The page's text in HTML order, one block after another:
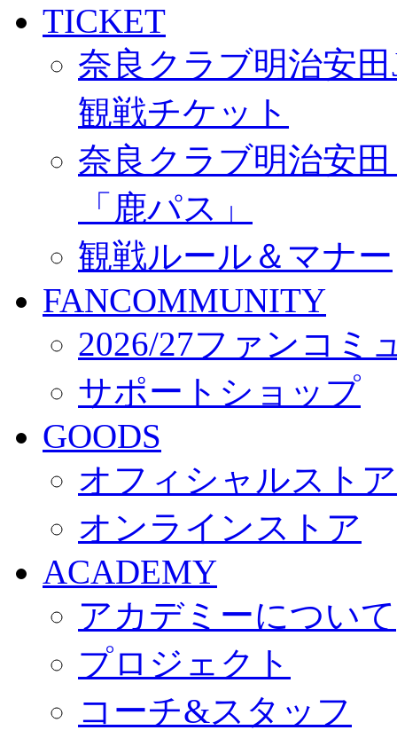
TICKET
奈良クラブ明治安
観戦チケット
奈良クラブ明治安
「鹿パス」
観戦ルール＆マナー
FANCOMMUNITY
2026/27ファンコミ
サポートショップ
GOODS
オフィシャルスト
オンラインストア
ACADEMY
アカデミーについて
プロジェクト
コーチ&スタッフ